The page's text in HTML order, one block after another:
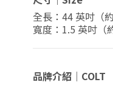
全長：44 英吋（
寬度：1.5 英吋（
品牌介紹｜COLT